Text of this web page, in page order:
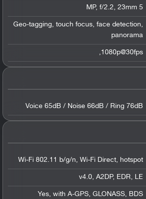
5 MP, f/2.2, 23mm
Geo-tagging, touch focus, face detection,
panorama
1080p@30fps,
Voice 65dB / Noise 66dB / Ring 76dB
Wi-Fi 802.11 b/g/n, Wi-Fi Direct, hotspot
v4.0, A2DP, EDR, LE
Yes, with A-GPS, GLONASS, BDS